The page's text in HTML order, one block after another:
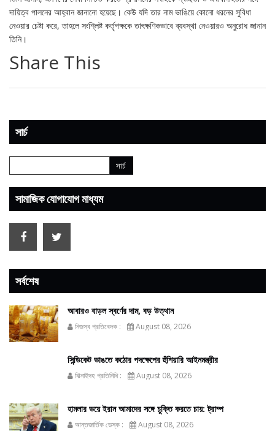
দায়িত্ব পালনের আহ্বান জানানো হয়েছে। কেউ যদি তার নাম ভাঙিয়ে কোনো ধরনের সুবিধা
নেওয়ার চেষ্টা করে, তাহলে সংশ্লিষ্ট কর্তৃপক্ষকে তাৎক্ষণিকভাবে ব্যবস্থা নেওয়ারও অনুরোধ জানান
তিনি।
Share This
সার্চ
সামাজিক যোগাযোগ মাধ্যম
সর্বশেষ
আবারও বাড়ল স্বর্ণের দাম, বড় উত্থান
নিজস্ব প্রতিবেদক : August 08, 2026
সিন্ডিকেট ভাঙতে কঠোর পদক্ষেপের হুঁশিয়ারি আইনমন্ত্রীর
ঝিনাইদহ প্রতিনিধি : August 08, 2026
হামলার ভয়ে ইরান আমাদের সঙ্গে চুক্তি করতে চায়: ট্রাম্প
আন্তজার্তিক ডেস্ক : August 08, 2026